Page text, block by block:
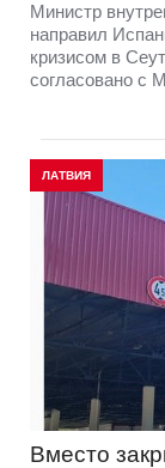
Министр
направил
кризисом в
согласовано с
ЛАТВИЯ
Вместо